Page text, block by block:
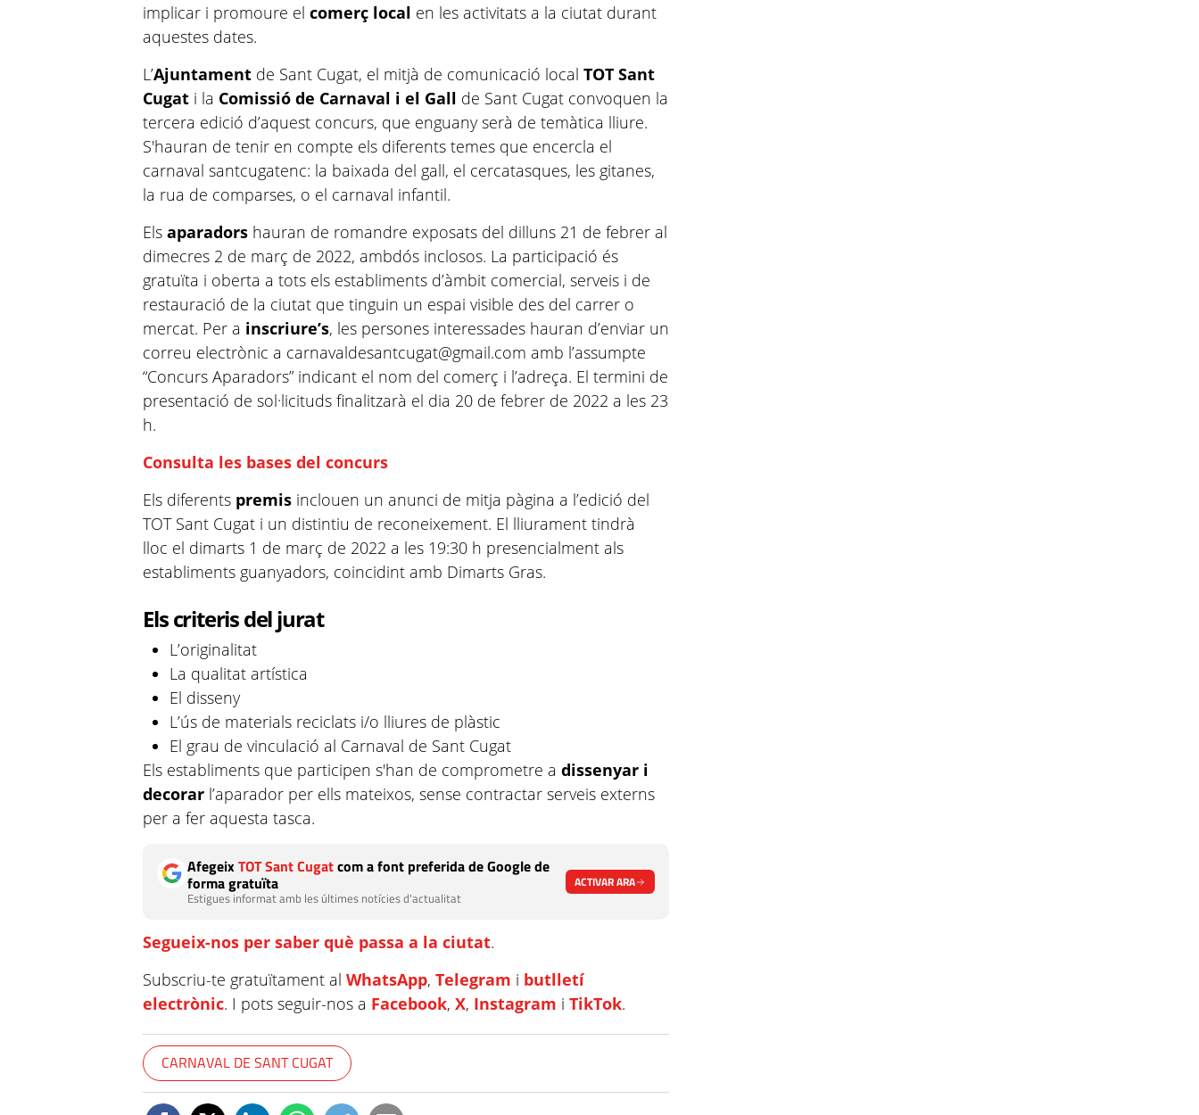
implicar i promoure elcomerç local en les activitats a la ciutat durant
aquestes dates.
L’Ajuntament de Sant Cugat, el mitjà de comunicació localTOT Sant
Cugat i la Comissió de Carnaval i el Gall de Sant Cugat convoquen la
tercera edició d’aquest concurs, que enguany serà de temàtica lliure.
S'hauran de tenir en compte els diferents temes que encercla el
carnaval santcugatenc: la baixada del gall, el cercatasques, les gitanes,
la rua de comparses, o el carnaval infantil.
Elsaparadors hauran de romandre exposats del dilluns 21 de febrer al
dimecres 2 de març de 2022, ambdós inclosos. La participació és
gratuïta i oberta a tots els establiments d’àmbit comercial, serveis i de
restauració de la ciutat que tinguin un espai visible des del carrer o
mercat. Per a inscriure’s, les persones interessades hauran d’enviar un
correu electrònic a carnavaldesantcugat@gmail.com amb l’assumpte
“Concurs Aparadors” indicant el nom del comerç i l’adreça. El termini de
presentació de sol·licituds finalitzarà el dia 20 de febrer de 2022 a les 23
h.
Consulta les bases del concurs
Els diferents premis inclouen un anunci de mitja pàgina a l’edició del
TOT Sant Cugat i un distintiu de reconeixement. El lliurament tindrà
lloc el dimarts 1 de març de 2022 a les 19:30 h presencialment als
establiments guanyadors, coincidint amb Dimarts Gras.
Els criteris del jurat
L’originalitat
La qualitat artística
El disseny
L’ús de materials reciclats i/o lliures de plàstic
El grau de vinculació al Carnaval de Sant Cugat
Els establiments que participen s'han de comprometre a dissenyar i
decorar l’aparador per ells mateixos, sense contractar serveis externs
per a fer aquesta tasca.
AfegeixTOT Sant Cugatcom a font preferida de Google de
forma gratuïta
Estigues informat amb les últimes notícies d'actualitat
ACTIVAR ARA
Segueix-nos per saber què passa a la ciutat.
Subscriu-te gratuïtament alWhatsApp,Telegram i butlletí
electrònic. I pots seguir-nos a Facebook,X, Instagram iTikTok.
CARNAVAL DE SANT CUGAT